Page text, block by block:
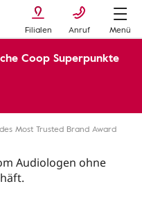
Filialen Anruf Menü
Coop Superpunkte
Most Trusted Brand Award